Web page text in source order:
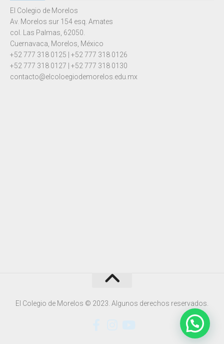
El Colegio de Morelos
Av. Morelos sur 154 esq. Amates
col. Las Palmas, 62050.
Cuernavaca, Morelos, México
+52 777 318 0125 | +52 777 318 0126
+52 777 318 0127 | +52 777 318 0130
contacto@elcoloegiodemorelos.edu.mx
El Colegio de Morelos © 2023. Algunos derechos reservados.